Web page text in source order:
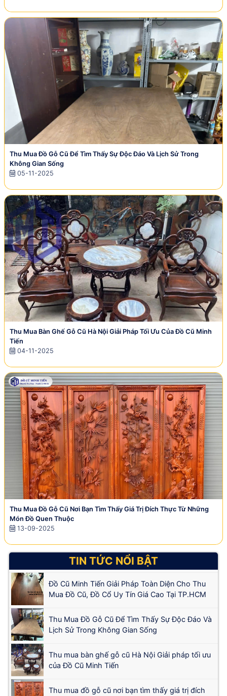
Thu Mua Đồ Gỗ Cũ Để Tìm Thấy Sự Độc Đáo Và Lịch Sử Trong
Không Gian Sống
05-11-2025
Thu Mua Bàn Ghế Gỗ Cũ Hà Nội Giải Pháp Tối Ưu Của Đồ Cũ Minh
Tiến
04-11-2025
Thu Mua Đồ Gỗ Cũ Nơi Bạn Tìm Thấy Giá Trị Đích Thực Từ Những
Món Đồ Quen Thuộc
13-09-2025
TIN TỨC NỔI BẬT
Đồ Cũ Minh Tiến Giải Pháp Toàn Diện Cho Thu
Mua Đồ Cũ, Đồ Cổ Uy Tín Giá Cao Tại TP.HCM
Thu Mua Đồ Gỗ Cũ Để Tìm Thấy Sự Độc Đáo Và
Lịch Sử Trong Không Gian Sống
Thu mua bàn ghế gỗ cũ Hà Nội Giải pháp tối ưu
của Đồ Cũ Minh Tiến
Thu mua đồ gỗ cũ nơi bạn tìm thấy giá trị đích